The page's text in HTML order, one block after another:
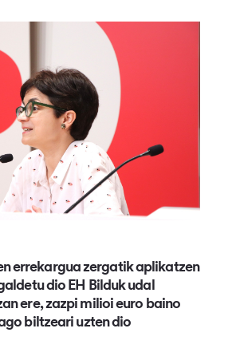
errekargua zergatik aplikatzen
dio EH Bilduk udal
ere, zazpi milioi euro baino
biltzeari uzten dio